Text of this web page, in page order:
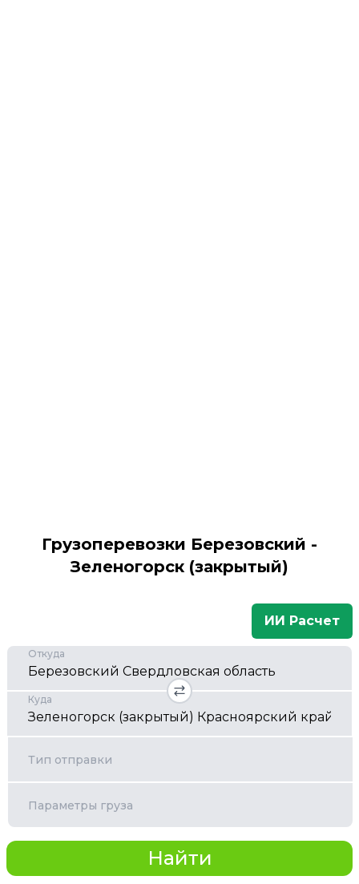
Грузоперевозки Березовский -
Зеленогорск (закрытый)
ИИ Расчет
Откуда
Куда
Тип отправки
Параметры груза
Найти